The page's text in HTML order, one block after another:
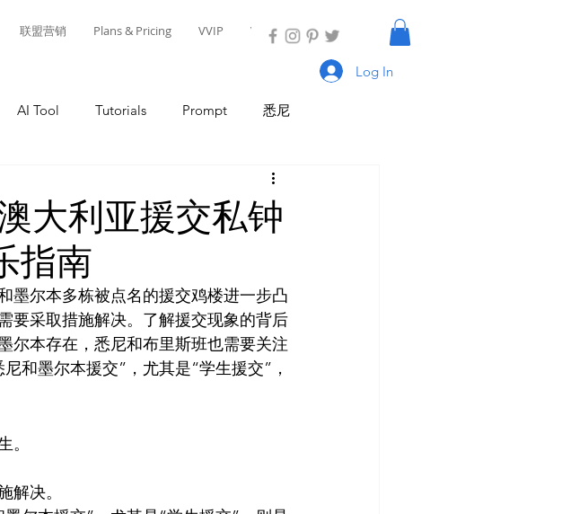
联盟营销 Plans & Pricing VVIP VIP
Log In
AI Tool Tutorials Prompt 悉尼
AI 新闻 AI 工具
大利亚援交私钟
指南
墨尔本多栋被点名的援交鸡楼进一步凸
要采取措施解决。了解援交现象的背后
尔本存在，悉尼和布里斯班也需要关注
和墨尔本援交”，尤其是“学生援交”，
。
解决。